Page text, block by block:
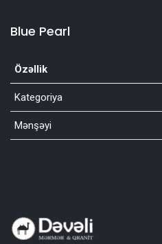
Blue Pearl
Özəllik
Kategoriya
Mənşəyi